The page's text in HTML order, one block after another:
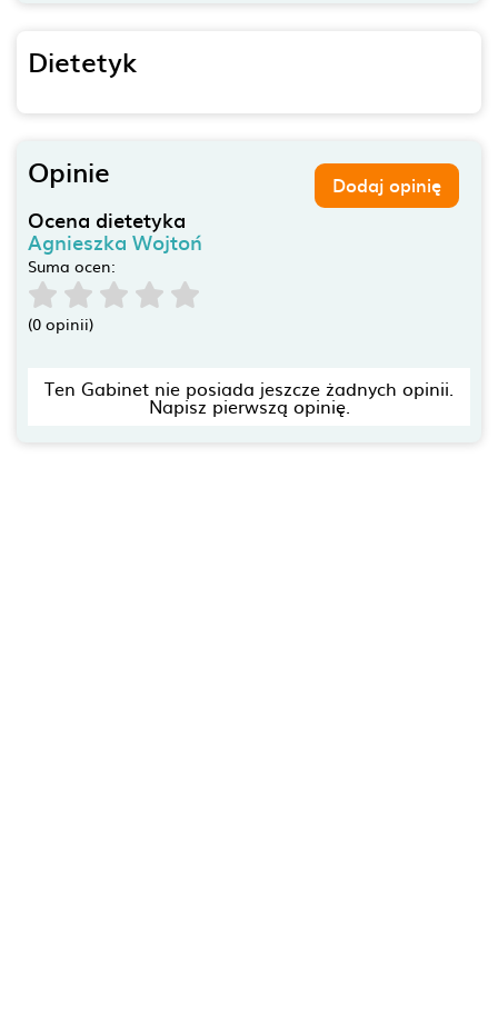
Dietetyk
Opinie Dodaj opinię
Ocena dietetyka
Agnieszka Wojtoń
Suma ocen:
(0 opinii)
Ten Gabinet nie posiada jeszcze żadnych opinii.
Napisz pierwszą opinię.